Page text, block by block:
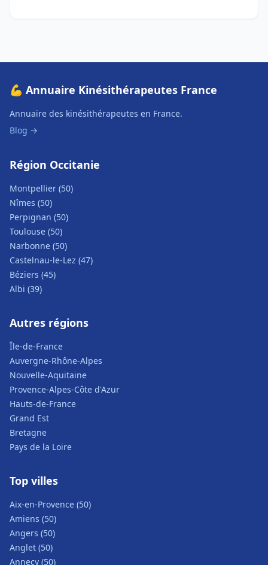
💪 Annuaire Kinésithérapeutes France
Annuaire des kinésithérapeutes en France.
Blog →
Région Occitanie
Montpellier (50)
Nîmes (50)
Perpignan (50)
Toulouse (50)
Narbonne (50)
Castelnau-le-Lez (47)
Béziers (45)
Albi (39)
Autres régions
Île-de-France
Auvergne-Rhône-Alpes
Nouvelle-Aquitaine
Provence-Alpes-Côte d'Azur
Hauts-de-France
Grand Est
Bretagne
Pays de la Loire
Top villes
Aix-en-Provence (50)
Amiens (50)
Angers (50)
Anglet (50)
Annecy (50)